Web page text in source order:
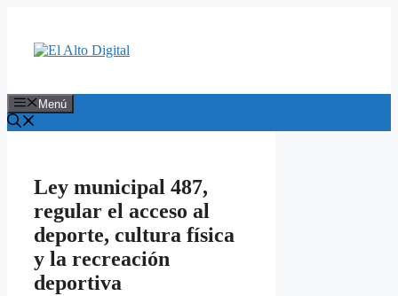
contenido
Menú
Ley municipal 487,
regular el acceso al
deporte, cultura física
y la recreación
deportiva